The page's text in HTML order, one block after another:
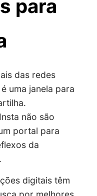
para
das redes
uma janela para
não são
portal para
da
digitais têm